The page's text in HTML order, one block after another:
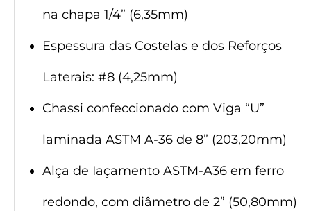
na chapa 1/4” (6,35mm)
Espessura das Costelas e dos Reforços
Laterais: #8 (4,25mm)
Chassi confeccionado com Viga “U”
laminada ASTM A-36 de 8” (203,20mm)
Alça de Iaçamento ASTM-A36 em ferro
redondo, com diâmetro de 2” (50,80mm)